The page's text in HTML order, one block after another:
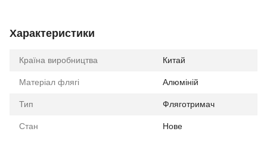
Характеристики
Країна виробництва Китай
Матеріал флягі Алюміній
Тип Фляготримач
Стан Нове